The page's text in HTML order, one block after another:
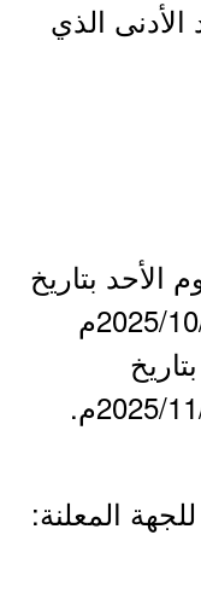
الذي
الأحد بتاريخ
1447/05/04هـ الموافق 2025/10/26م
المعلنة: